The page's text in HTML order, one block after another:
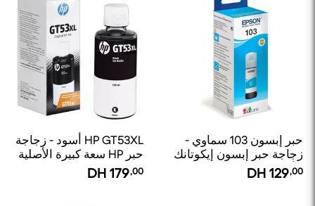
حبر إبسون 103 سماوي -
زجاجة حبر إبسون إيكوتانك
الأصلية
129,00
HP GT53XL أسود - زجاجة
حبر HP سعة كبيرة الأصلية
179,00